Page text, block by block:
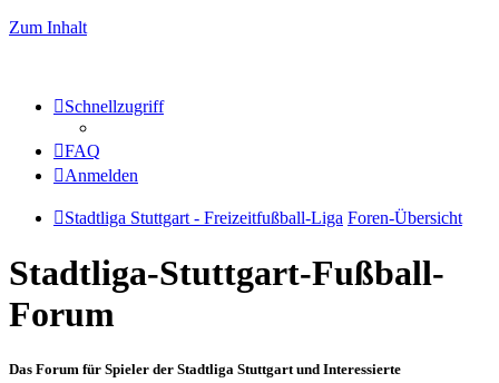
Zum Inhalt
Schnellzugriff
FAQ
Anmelden
Stadtliga Stuttgart - Freizeitfußball-Liga Foren-Übersicht
Stadtliga-Stuttgart-Fußball-
Forum
Das Forum für Spieler der Stadtliga Stuttgart und Interessierte